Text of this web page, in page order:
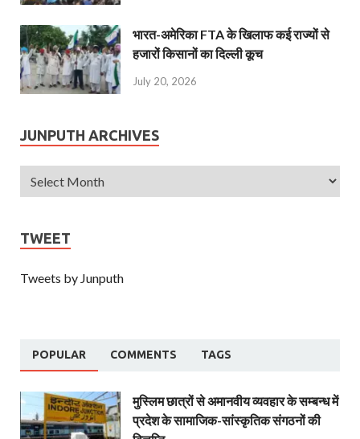
भारत-अमेरिका FTA के खिलाफ कई राज्यों से
हजारों किसानों का दिल्ली कूच
July 20, 2026
JUNPUTH ARCHIVES
TWEET
Tweets by Junputh
POPULAR COMMENTS TAGS
मुस्लिम छात्रों से अमानवीय व्यवहार के सम्बन्ध में
प्रदेश के सामाजिक-सांस्कृतिक संगठनों की